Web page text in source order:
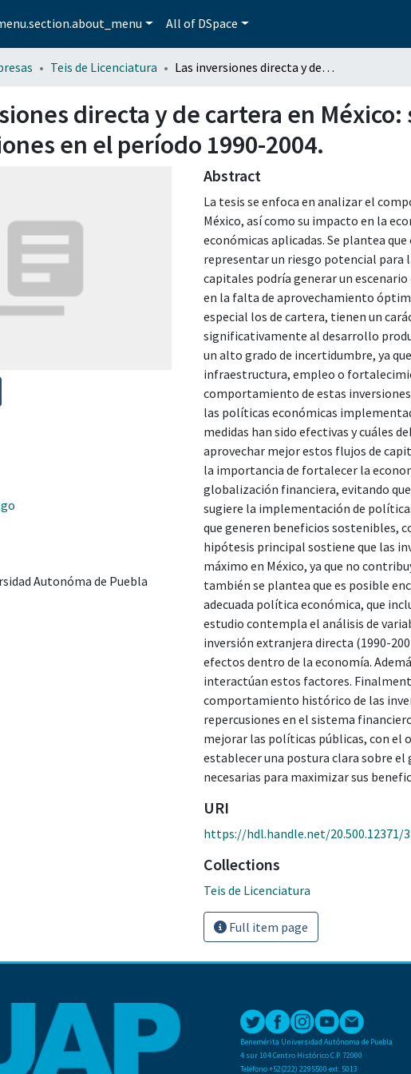
All of DSpace
Teis de Licenciatura Las inversiones directa y de cartera en México: su comportamiento y repercusiones en el período 1990-2004.
directa y de cartera en
en el período 1990-2004.
Autonóma de Puebla
Abstract
La tesis se enfoca en analizar el
México, así como su impacto en la
económicas aplicadas. Se plantea
representar un riesgo potencial para
capitales podría generar un
en la falta de aprovechamiento
especial los de cartera, tienen un
significativamente al desarrollo
un alto grado de incertidumbre, ya
infraestructura, empleo o
comportamiento de estas
las políticas económicas
medidas han sido efectivas y cuáles
aprovechar mejor estos flujos de
la importancia de fortalecer la
globalización financiera, evitando
sugiere la implementación de
que generen beneficios sostenibles,
hipótesis principal sostiene que las
máximo en México, ya que no
también se plantea que es posible
adecuada política económica, que
estudio contempla el análisis de
inversión extranjera directa (1990-
efectos dentro de la economía.
interactúan estos factores.
comportamiento histórico de las
repercusiones en el sistema
mejorar las políticas públicas, con el
establecer una postura clara sobre el
necesarias para maximizar sus
URI
https://hdl.handle.net/20.500.12371/
Collections
Teis de Licenciatura
Full item page
Benemérita Universidad Autónoma de Puebla
4 sur 104 Centro Histórico C.P. 72000
Teléfono +52(222) 2295500 ext. 5013